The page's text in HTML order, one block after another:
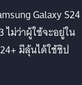
Galaxy S24
ไม่ว่าผู้ใช้จะอยู่ใน
มีลุ้นได้ใช้ชิป